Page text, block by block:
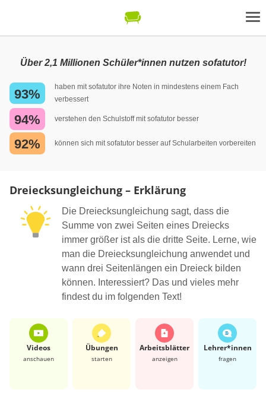
Über 2,1 Millionen Schüler*innen nutzen sofatutor!
93%
haben mit sofatutor ihre Noten in mindestens einem Fach
verbessert
94% verstehen den Schulstoff mit sofatutor besser
92% können sich mit sofatutor besser auf Schularbeiten vorbereiten
Dreiecksungleichung – Erklärung
Die Dreiecksungleichung sagt, dass die
Summe von zwei Seiten eines Dreiecks
immer größer ist als die dritte Seite. Lerne, wie
man die Dreiecksungleichung anwendet und
wann drei Seitenlängen ein Dreieck bilden
können. Interessiert? Das und vieles mehr
findest du im folgenden Text!
Videos
anschauen
Übungen
starten
Arbeits­blätter
anzeigen
Lehrer*​innen
fragen